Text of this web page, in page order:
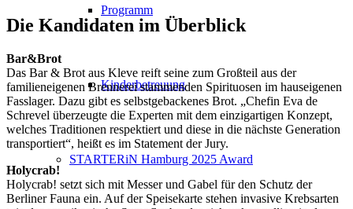
Programm
Kinderbetreuung
STARTERiN Hamburg 2025 Award
Die Kandidaten im Überblick
Bar&Brot
Das Bar & Brot aus Kleve reift seine zum Großteil aus der
familieneigenen Brennerei stammenden Spirituosen im hauseigenen
Fasslager. Dazu gibt es selbstgebackenes Brot. „Chefin Eva de
Schrevel überzeugte die Experten mit dem einzigartigen Konzept,
welches Traditionen respektiert und diese in die nächste Generation
transportiert“, heißt es im Statement der Jury.
Holycrab!
Holycrab! setzt sich mit Messer und Gabel für den Schutz der
Berliner Fauna ein. Auf der Speisekarte stehen invasive Krebsarten